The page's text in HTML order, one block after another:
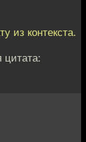
из контекста.
цитата: